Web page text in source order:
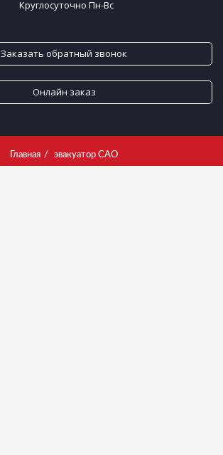
Круглосуточно Пн-Вс
Заказать обратный звонок
Онлайн заказ
Главная эвакуатор САО